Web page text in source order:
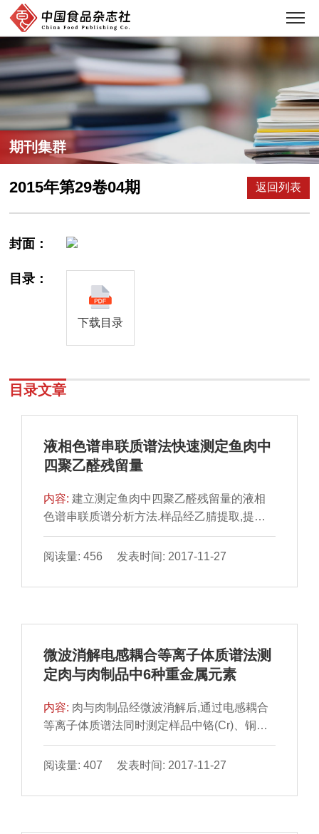
期刊集群
2015年第29卷04期 返回列表
封面：
目录：
下载目录
目录文章
液相色谱串联质谱法快速测定鱼肉中
四聚乙醛残留量
内容:建立测定鱼肉中四聚乙醛残留量的液相
色谱串联质谱分析方法.样品经乙腈提取,提取
液经盐析后采用N-丙基乙二胺和C18填料净化,
净化液经0.1%甲酸溶液稀释后进样分析.分析
腈作为流动相作梯度洗脱,电喷雾正电子(ESI+)
校准进行定量.四聚乙醛在0.05~5.0μg/L质量浓
0.999,鱼肉样品中最低定量限为1.0μg/kg.鱼肉
样品中添加1.0~2.0μg/kg的回收率
阅读量: 456 发表时间: 2017-11-27
微波消解电感耦合等离子体质谱法测
定肉与肉制品中6种重金属元素
内容: 肉与肉制品经微波消解后,通过电感耦合
等离子体质谱法同时测定样品中铬(Cr)、铜
(Cu)、砷(As)、镉(Cd)、汞(Hg)、铅(Pb)6种金
属元素.实验进行了方法学验证,6种元素检出限
值的相对标准偏差均小于5%,回收率为
阅读量: 407 发表时间: 2017-11-27